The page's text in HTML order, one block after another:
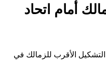
أمام اتحاد
الأقرب للزمالك في